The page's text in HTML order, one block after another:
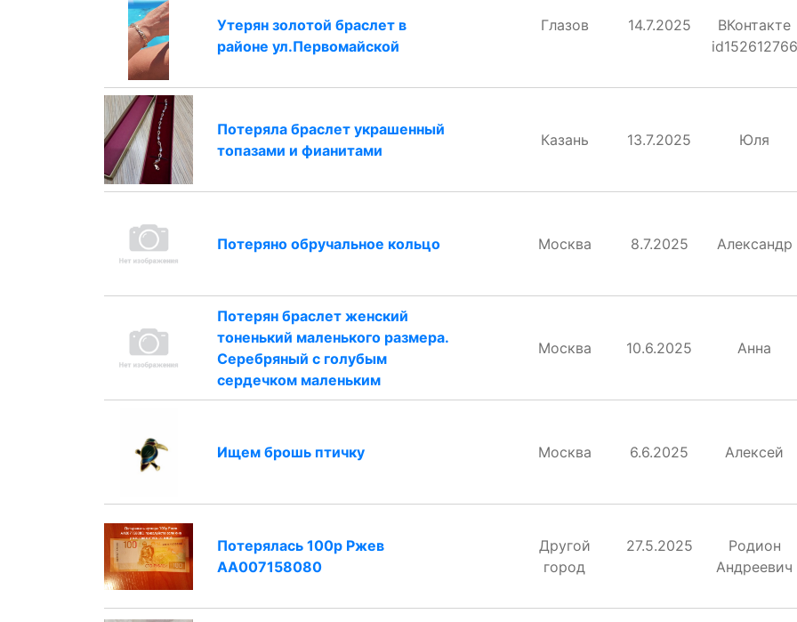
Утерян золотой браслет в
районе ул.Первомайской
Глазов 14.7.2025
ВКонтакте
id152612766
Потеряла браслет украшенный
топазами и фианитами
Казань 13.7.2025 Юля
Потеряно обручальное кольцо Москва 8.7.2025 Александр
Потерян браслет женский
тоненький маленького размера.
Серебряный с голубым
сердечком маленьким
Москва 10.6.2025 Анна
Ищем брошь птичку Москва 6.6.2025 Алексей
Потерялась 100р Ржев
АА007158080
Другой
город
27.5.2025
Родион
Андреевич